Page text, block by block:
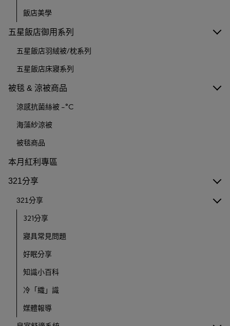
飯店美學
五星飯店御用系列
五星飯店羽絨被/枕系列
五星飯店床寢系列
被毯 & 涼被商品
涼感抗菌絲被 -°C
海藻紗涼被
被毯商品
本月紅利專區
321分享
321分享
321分享
寢具常見問題
好眠分享
知識小百科
冷「織」識
媒體報導